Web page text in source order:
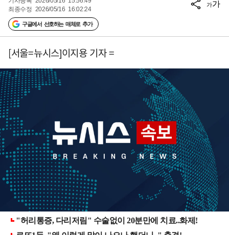
최종수정 2026/05/16 16:02:24
구글에서 선호하는 매체로 추가
가가
[서울=뉴시스]이지용 기자 =